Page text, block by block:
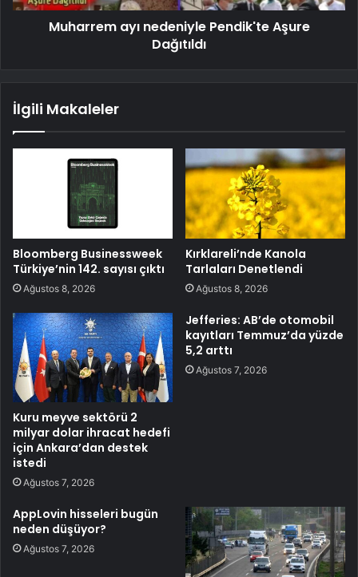
Muharrem ayı nedeniyle Pendik'te Aşure
Dağıtıldı
İlgili Makaleler
Bloomberg Businessweek
Türkiye’nin 142. sayısı çıktı
Ağustos 8, 2026
Kırklareli’nde Kanola
Tarlaları Denetlendi
Ağustos 8, 2026
Kuru meyve sektörü 2
milyar dolar ihracat hedefi
için Ankara’dan destek
istedi
Ağustos 7, 2026
Jefferies: AB’de otomobil
kayıtları Temmuz’da yüzde
5,2 arttı
Ağustos 7, 2026
AppLovin hisseleri bugün
neden düşüyor?
Ağustos 7, 2026